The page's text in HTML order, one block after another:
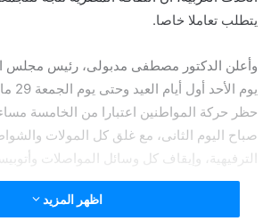
يتطلب تعاملا خاصا.
وأعلن الدكتور مصطفى مدبولى، رئيس مجلس
يوم
حظر حركة المواطنين اعتبارا من الخامسة
صباح اليوم الثانى، مع غلق كل المولات
الترفيهية، وإيقاف كل وسائل المواصلات
ولفت فى مؤتمر صحفى بمقر مجلس الوزراء أنه
اظهر المزيد